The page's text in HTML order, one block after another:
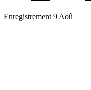
Enregistrement 9 Aoû